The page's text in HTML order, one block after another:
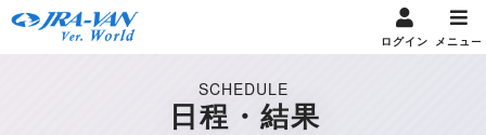
ログイン メニュー
SCHEDULE
日程・結果